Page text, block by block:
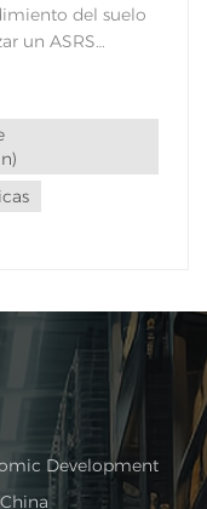
del suelo
un ASRS
soluciones:1.
zona donde se
Development